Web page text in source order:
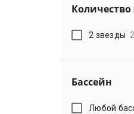
Количество
2 звезды 2
Бассейн
Любой